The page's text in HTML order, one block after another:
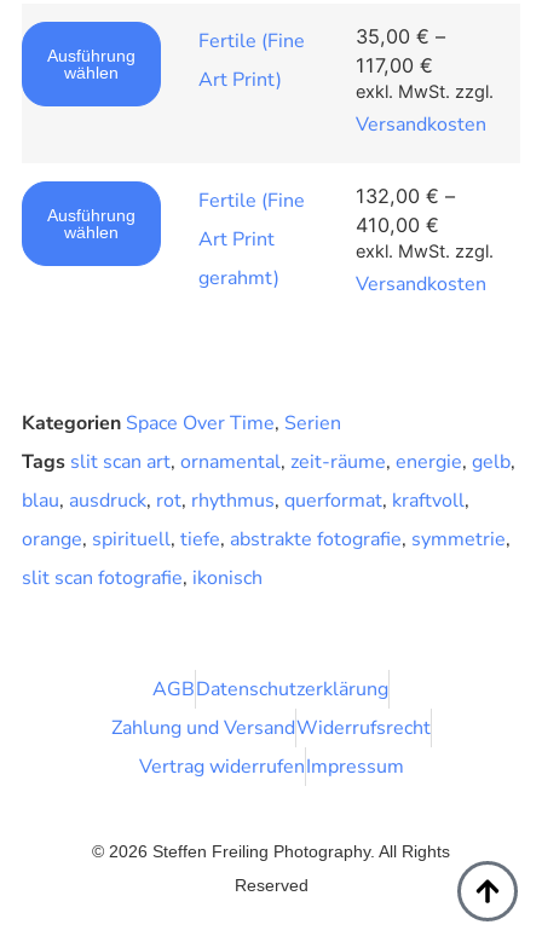
Ausführung
wählen
Fertile (Fine
Art Print)
35,00 € –
117,00 €
exkl. MwSt. zzgl.
Versandkosten
Ausführung
wählen
Fertile (Fine
Art Print
gerahmt)
132,00 € –
410,00 €
exkl. MwSt. zzgl.
Versandkosten
Kategorien Space Over Time, Serien
Tags slit scan art, ornamental, zeit-räume, energie, gelb,
blau, ausdruck, rot, rhythmus, querformat, kraftvoll,
orange, spirituell, tiefe, abstrakte fotografie, symmetrie,
slit scan fotografie, ikonisch
AGBDatenschutzerklärung
Zahlung und VersandWiderrufsrecht
Vertrag widerrufenImpressum
© 2026 Steffen Freiling Photography. All Rights
Reserved